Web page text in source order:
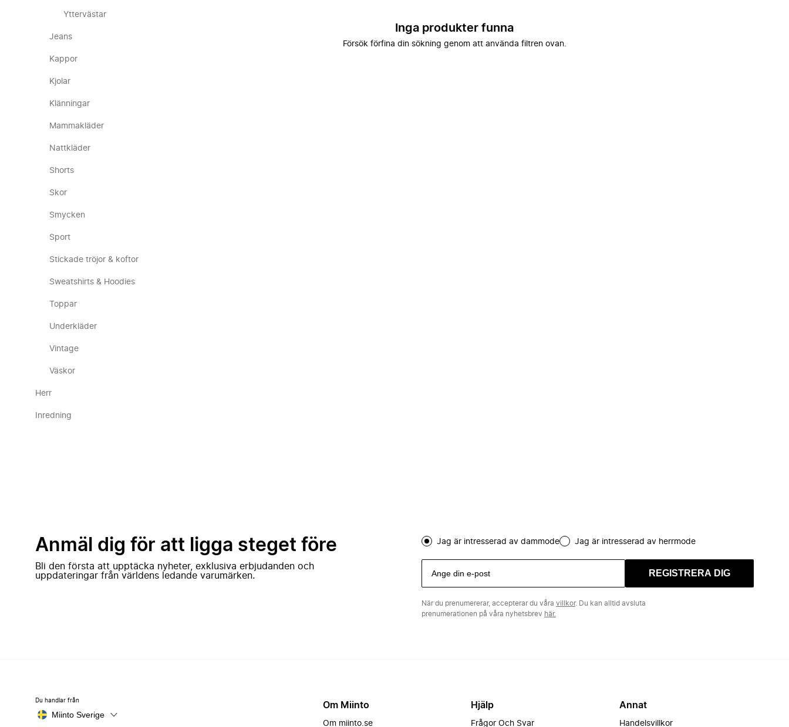
Yttervästar
Jeans
Kappor
Kjolar
Klänningar
Mammakläder
Nattkläder
Shorts
Skor
Smycken
Sport
Stickade tröjor & koftor
Sweatshirts & Hoodies
Toppar
Underkläder
Vintage
Väskor
Herr
Inredning
Inga produkter funna
Försök förfina din sökning genom att använda filtren ovan.
Anmäl dig för att ligga steget före
Bli den första att upptäcka nyheter, exklusiva erbjudanden och
uppdateringar från världens ledande varumärken.
Jag är intresserad av dammode Jag är intresserad av herrmode
REGISTRERA DIG
När du prenumererar, accepterar du våra villkor. Du kan alltid avsluta
prenumerationen på våra nyhetsbrev här.
Du handlar från
Miinto Sverige
Om Miinto
Om miinto.se
Hjälp
Frågor Och Svar
Annat
Handelsvillkor